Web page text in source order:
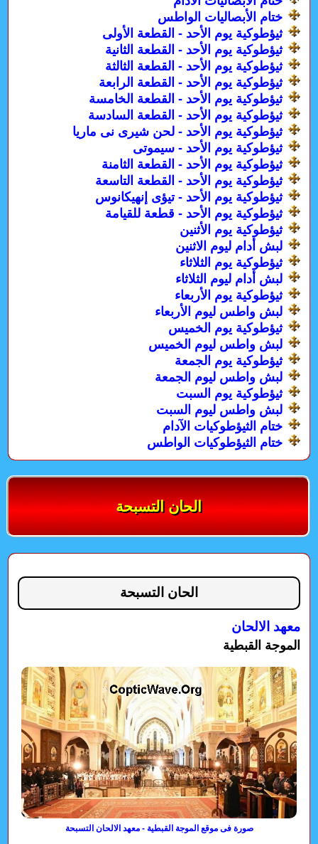
ختام الأبصاليات الواطس
ثيؤطوكية يوم الأحد - القطعة الأولى
ثيؤطوكية يوم الأحد - القطعة الثانية
ثيؤطوكية يوم الأحد - القطعة الثالثة
ثيؤطوكية يوم الأحد - القطعة الرابعة
ثيؤطوكية يوم الأحد - القطعة الخامسة
ثيؤطوكية يوم الأحد - القطعة السادسة
ثيؤطوكية يوم الأحد - لحن شيرى نى ماريا
ثيؤطوكية يوم الأحد - سيموتى
ثيؤطوكية يوم الأحد - القطعة الثامنة
ثيؤطوكية يوم الأحد - القطعة التاسعة
ثيؤطوكية يوم الأحد - تيؤى إنهيكانوس
ثيؤطوكية يوم الأحد - قطعة للقيامة
ثيؤطوكية يوم الأثنين
لبش أدام ليوم الاثنين
ثيؤطوكية يوم الثلاثاء
لبش أدام ليوم الثلاثاء
ثيؤطوكية يوم الأربعاء
لبش واطس ليوم الأربعاء
ثيؤطوكية يوم الخميس
لبش واطس ليوم الخميس
ثيؤطوكية يوم الجمعة
لبش واطس ليوم الجمعة
ثيؤطوكية يوم السبت
لبش واطس ليوم السبت
ختام الثيؤطوكيات الآدام
ختام الثيؤطوكيات الواطس
الحان التسبحة
الحان التسبحة
معهد الالحان
الموجة القبطية
صورة فى موقع الموجة القبطية - معهد الالحان التسبحة